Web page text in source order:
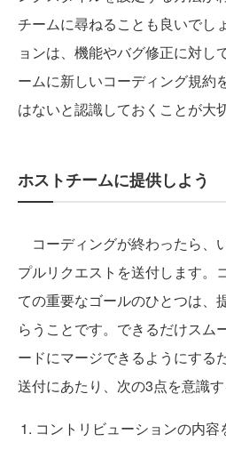
チームに尋ねることも良いでし
ョンは、機能やバグ修正に対し
ームに新しいコーディング規約
はないと認識しておくことが大
ホストチームに提供しよう
コーディングが終わったら、
プルリクエストを送付します。
ての重要なゴールのひとつは、
らうことです。できるだけスム
ードにマージできるようにする
送付にあたり、次の3点を意識す
コントリビューションの内容